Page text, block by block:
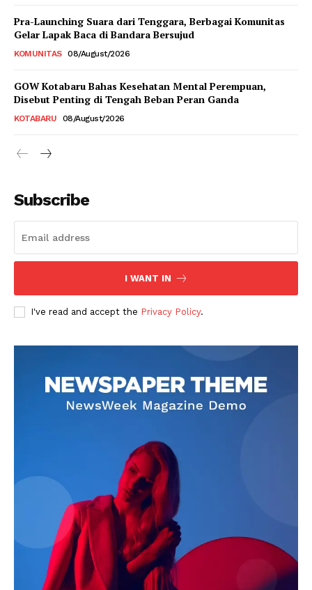
Pra-Launching Suara dari Tenggara, Berbagai Komunitas
Gelar Lapak Baca di Bandara Bersujud
KOMUNITAS 08/August/2026
GOW Kotabaru Bahas Kesehatan Mental Perempuan,
Disebut Penting di Tengah Beban Peran Ganda
KOTABARU 08/August/2026
Subscribe
I WANT IN
I've read and accept the Privacy Policy.